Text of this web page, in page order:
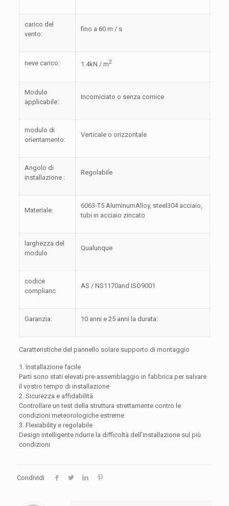
carico del
vento:
fino a 60 m / s
neve carico: 1.4kN / m2
Modulo
applicabile:
Incorniciato o senza cornice
modulo di
orientamento:
Verticale o orizzontale
Angolo di
installazione :
Regolabile
Materiale:
6063-T5 AluminumAlloy, steel304 acciaio,
tubi in acciaio zincato
larghezza del
modulo
Qualunque
codice
complianc
AS / NS1170and ISO9001
Garanzia: 10 anni e 25 anni la durata:
Caratteristiche del pannello solare supporto di montaggio
1. Installazione facile
Parti sono stati elevati pre-assemblaggio in fabbrica per salvare
il vostro tempo di installazione
2. Sicurezza e affidabilità
Controllare un test della struttura strettamente contro le
condizioni meteorologiche estreme
3. Flexiability e regolabile
Design intelligente ridurre la difficoltà dell'installazione sul più
condizioni
Condividi